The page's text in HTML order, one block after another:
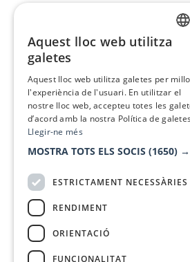
Aquest lloc web utilitza
galetes
Aquest lloc web utilitza galetes per
l'experiència de l'usuari. En utilitzar el
nostre lloc web, accepteu totes les
d’acord amb la nostra Política de
Llegir-ne més
MOSTRA TOTS ELS SOCIS (1650) →
ESTRICTAMENT NECESSÀRIES
RENDIMENT
ORIENTACIÓ
FUNCIONALITAT